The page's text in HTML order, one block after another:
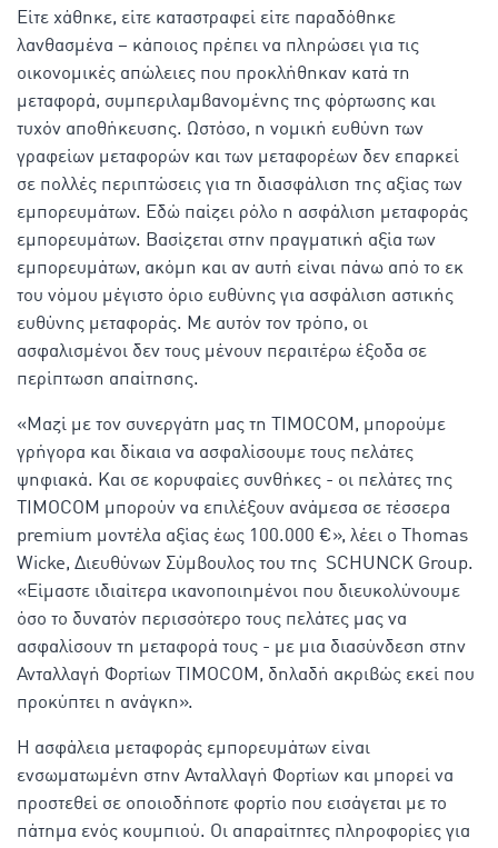
Είτε χάθηκε, είτε καταστραφεί είτε παραδόθηκε
λανθασμένα – κάποιος πρέπει να πληρώσει για τις
οικονομικές απώλειες που προκλήθηκαν κατά τη
μεταφορά, συμπεριλαμβανομένης της φόρτωσης και
τυχόν αποθήκευσης. Ωστόσο, η νομική ευθύνη των
γραφείων μεταφορών και των μεταφορέων δεν επαρκεί
σε πολλές περιπτώσεις για τη διασφάλιση της αξίας των
εμπορευμάτων. Εδώ παίζει ρόλο η ασφάλιση μεταφοράς
εμπορευμάτων. Βασίζεται στην πραγματική αξία των
εμπορευμάτων, ακόμη και αν αυτή είναι πάνω από το εκ
του νόμου μέγιστο όριο ευθύνης για ασφάλιση αστικής
ευθύνης μεταφοράς. Με αυτόν τον τρόπο, οι
ασφαλισμένοι δεν τους μένουν περαιτέρω έξοδα σε
περίπτωση απαίτησης.
«Μαζί με τον συνεργάτη μας τη TIMOCOM, μπορούμε
γρήγορα και δίκαια να ασφαλίσουμε τους πελάτες
ψηφιακά. Και σε κορυφαίες συνθήκες - οι πελάτες της
TIMOCOM μπορούν να επιλέξουν ανάμεσα σε τέσσερα
premium μοντέλα αξίας έως 100.000 €», λέει ο Thomas
Wicke, Διευθύνων Σύμβουλος του της SCHUNCK Group.
«Είμαστε ιδιαίτερα ικανοποιημένοι που διευκολύνουμε
όσο το δυνατόν περισσότερο τους πελάτες μας να
ασφαλίσουν τη μεταφορά τους - με μια διασύνδεση στην
Ανταλλαγή Φορτίων TIMOCOM, δηλαδή ακριβώς εκεί που
προκύπτει η ανάγκη».
Η ασφάλεια μεταφοράς εμπορευμάτων είναι
ενσωματωμένη στην Ανταλλαγή Φορτίων και μπορεί να
προστεθεί σε οποιοδήποτε φορτίο που εισάγεται με το
πάτημα ενός κουμπιού. Οι απαραίτητες πληροφορίες για